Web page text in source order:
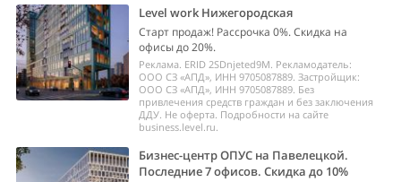
Level work Нижегородская
Старт продаж! Рассрочка 0%. Скидка на
офисы до 20%.
Реклама. ERID 2SDnjeted9M. Рекламодатель:
ООО СЗ «АПД», ИНН 9705087889. Застройщик:
ООО СЗ «АПД», ИНН 9705087889. Без
привлечения средств граждан и без заключения
ДДУ. Не оферта. Подробности на сайте
business.level.ru.
Бизнес-центр ОПУС на Павелецкой.
Последние 7 офисов. Скидка до 10%